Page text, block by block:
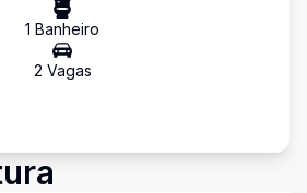
1 Banheiro
2 Vagas